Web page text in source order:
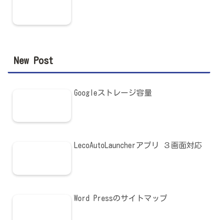
New Post
Googleストレージ容量
LecoAutoLauncherアプリ ３画面対応
Word Pressのサイトマップ